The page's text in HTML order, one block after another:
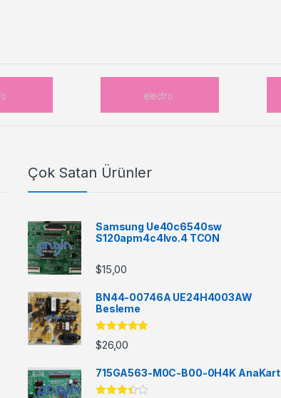
Çok Satan Ürünler
Samsung Ue40c6540sw
S120apm4c4lvo.4 TCON
$15,00
BN44-00746A UE24H4003AW
Besleme
5 üzerinden
5.00oy aldı
$26,00
715GA563-M0C-B00-0H4K AnaKart